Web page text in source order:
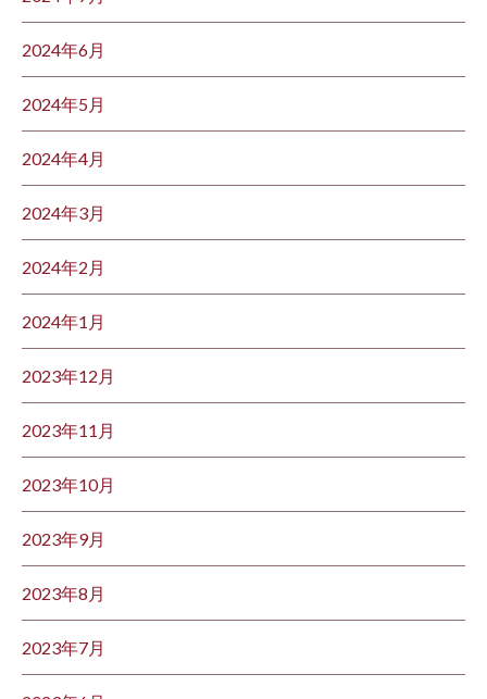
2024年6月
2024年5月
2024年4月
2024年3月
2024年2月
2024年1月
2023年12月
2023年11月
2023年10月
2023年9月
2023年8月
2023年7月